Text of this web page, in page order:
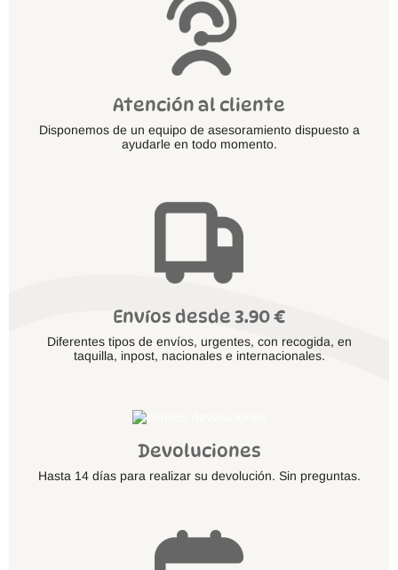
Atención al cliente
Disponemos de un equipo de asesoramiento dispuesto a
ayudarle en todo momento.
Envíos desde 3.90 €
Diferentes tipos de envíos, urgentes, con recogida, en
taquilla, inpost, nacionales e internacionales.
Devoluciones
Hasta 14 días para realizar su devolución. Sin preguntas.